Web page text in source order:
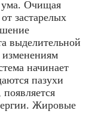
ума. Очищая
застарелых
выделительной
начинает
пазухи
Жировые